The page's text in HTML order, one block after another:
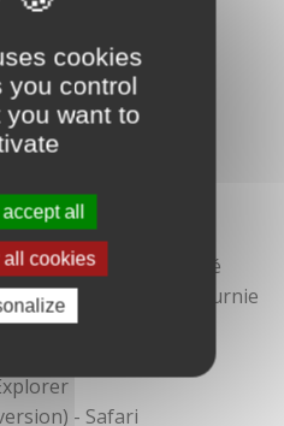
cookies
you control
you want to
all
all cookies
déclaration
la réalisation du site
de contenus ont été
base de référence fournie
- Safari